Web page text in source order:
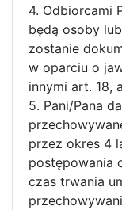
4. Odbiorcami
będą osoby
zostanie
w oparciu o
innymi art. 18,
5. Pani/Pana
przez okres 4
postępowania
czas trwania